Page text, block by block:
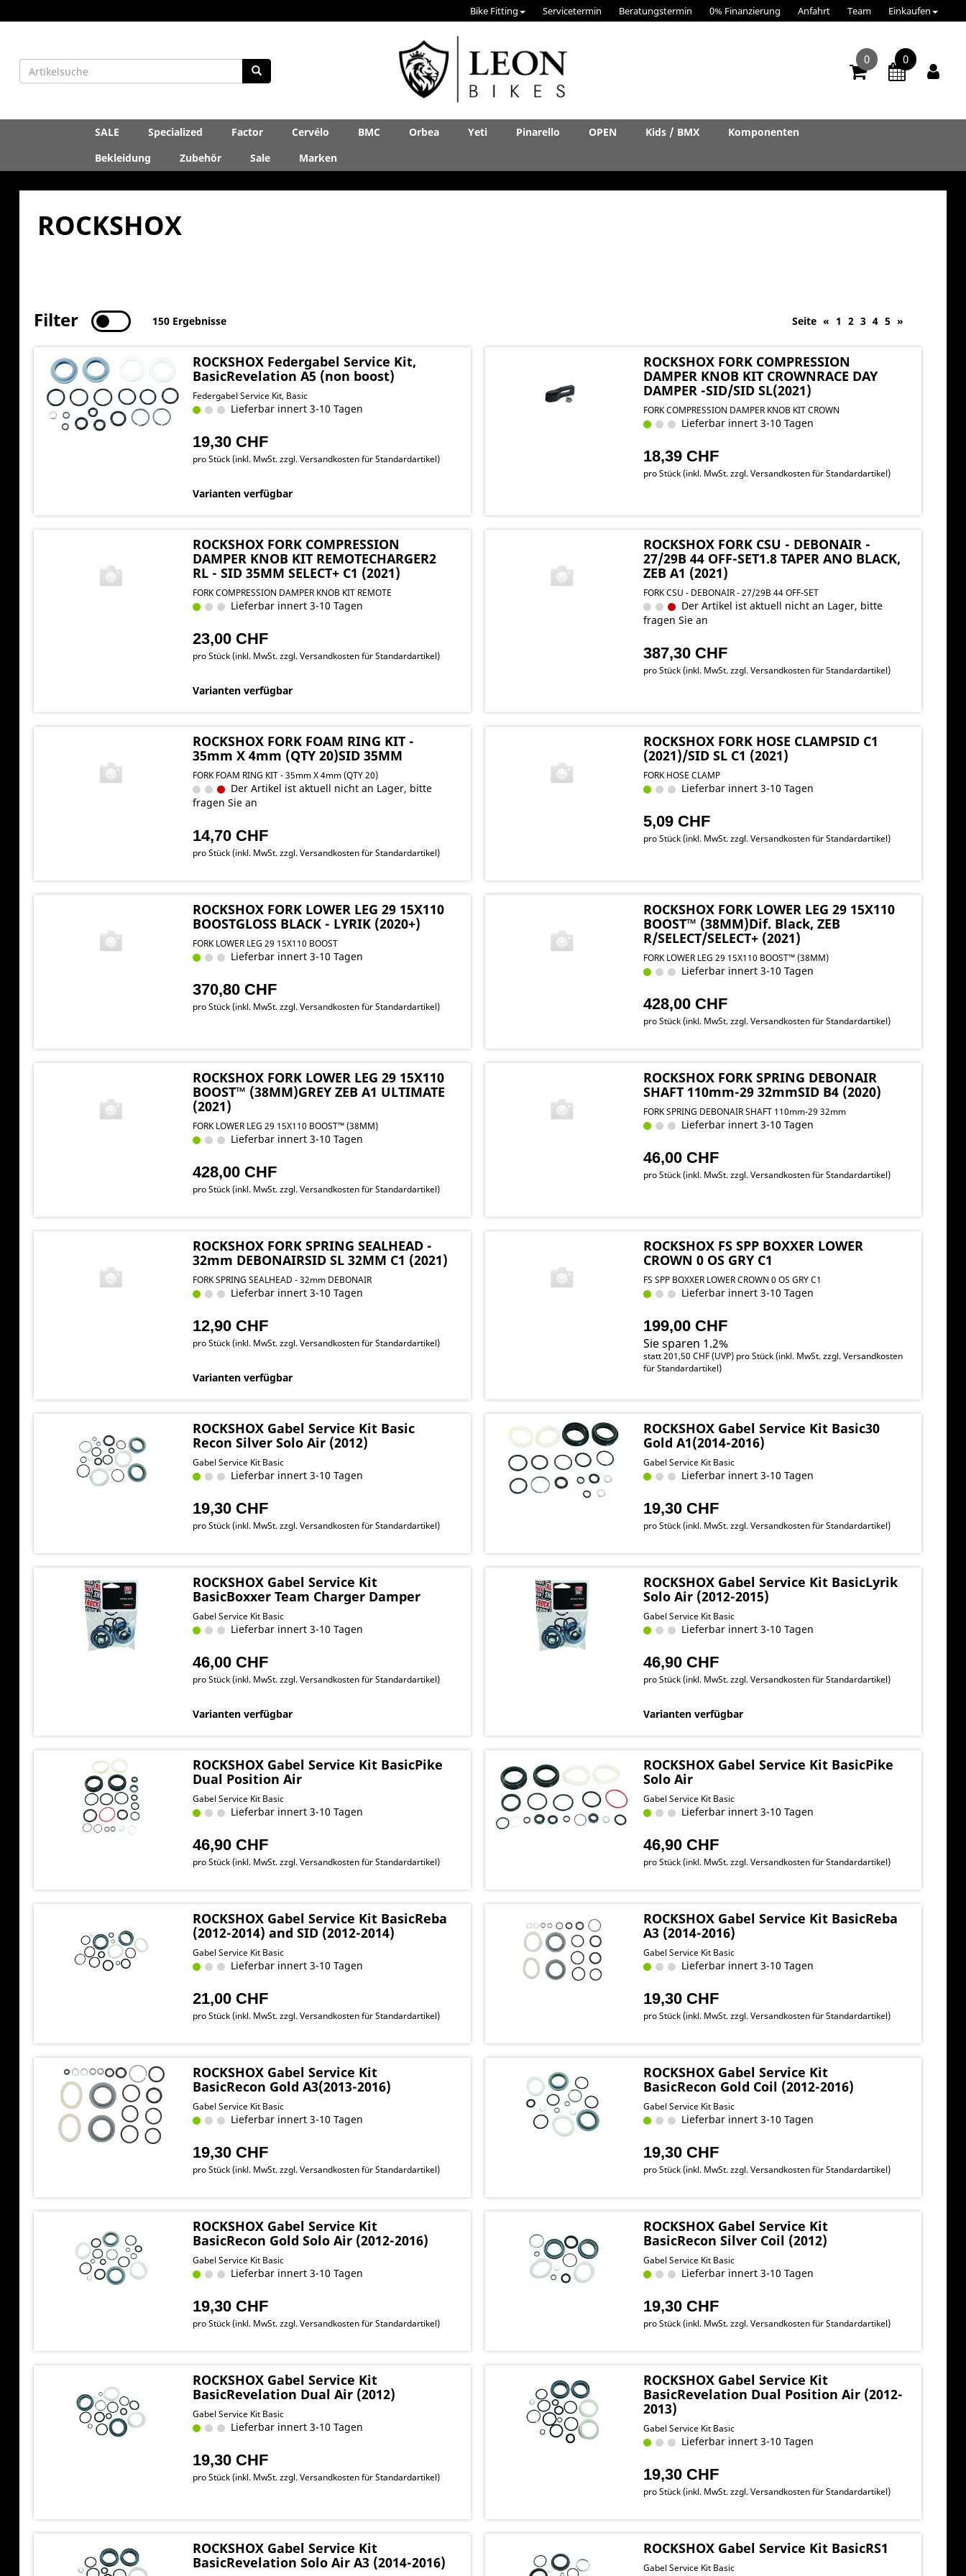
Bike Fitting Servicetermin Beratungstermin 0% Finanzierung Anfahrt Team Einkaufen
0 0
SALE Specialized Factor Cervélo BMC Orbea Yeti Pinarello OPEN Kids / BMX
Komponenten
Bekleidung
Zubehör Sale Marken
ROCKSHOX
Filter Seite « 1 2 3 4 5 »
150 Ergebnisse
ROCKSHOX Federgabel Service Kit,
BasicRevelation A5 (non boost)
Federgabel Service Kit, Basic
Lieferbar innert 3-10 Tagen
19,30 CHF
pro Stück (inkl. MwSt. zzgl.Versandkosten für Standardartikel)
Varianten verfügbar
ROCKSHOX FORK COMPRESSION
DAMPER KNOB KIT CROWNRACE DAY
DAMPER -SID/SID SL(2021)
FORK COMPRESSION DAMPER KNOB KIT CROWN
Lieferbar innert 3-10 Tagen
18,39 CHF
pro Stück (inkl. MwSt. zzgl.Versandkosten für Standardartikel)
ROCKSHOX FORK COMPRESSION
DAMPER KNOB KIT REMOTECHARGER2
RL - SID 35MM SELECT+ C1 (2021)
FORK COMPRESSION DAMPER KNOB KIT REMOTE
Lieferbar innert 3-10 Tagen
23,00 CHF
pro Stück (inkl. MwSt. zzgl.Versandkosten für Standardartikel)
Varianten verfügbar
ROCKSHOX FORK CSU - DEBONAIR -
27/29B 44 OFF-SET1.8 TAPER ANO BLACK,
ZEB A1 (2021)
FORK CSU - DEBONAIR - 27/29B 44 OFF-SET
Der Artikel ist aktuell nicht an Lager, bitte
fragen Sie an
387,30 CHF
pro Stück (inkl. MwSt. zzgl.Versandkosten für Standardartikel)
ROCKSHOX FORK FOAM RING KIT -
35mm X 4mm (QTY 20)SID 35MM
FORK FOAM RING KIT - 35mm X 4mm (QTY 20)
Der Artikel ist aktuell nicht an Lager, bitte
fragen Sie an
14,70 CHF
pro Stück (inkl. MwSt. zzgl.Versandkosten für Standardartikel)
ROCKSHOX FORK HOSE CLAMPSID C1
(2021)/SID SL C1 (2021)
FORK HOSE CLAMP
Lieferbar innert 3-10 Tagen
5,09 CHF
pro Stück (inkl. MwSt. zzgl.Versandkosten für Standardartikel)
ROCKSHOX FORK LOWER LEG 29 15X110
BOOSTGLOSS BLACK - LYRIK (2020+)
FORK LOWER LEG 29 15X110 BOOST
Lieferbar innert 3-10 Tagen
370,80 CHF
pro Stück (inkl. MwSt. zzgl.Versandkosten für Standardartikel)
ROCKSHOX FORK LOWER LEG 29 15X110
BOOST™ (38MM)Dif. Black, ZEB
R/SELECT/SELECT+ (2021)
FORK LOWER LEG 29 15X110 BOOST™ (38MM)
Lieferbar innert 3-10 Tagen
428,00 CHF
pro Stück (inkl. MwSt. zzgl.Versandkosten für Standardartikel)
ROCKSHOX FORK LOWER LEG 29 15X110
BOOST™ (38MM)GREY ZEB A1 ULTIMATE
(2021)
FORK LOWER LEG 29 15X110 BOOST™ (38MM)
Lieferbar innert 3-10 Tagen
428,00 CHF
pro Stück (inkl. MwSt. zzgl.Versandkosten für Standardartikel)
ROCKSHOX FORK SPRING DEBONAIR
SHAFT 110mm-29 32mmSID B4 (2020)
FORK SPRING DEBONAIR SHAFT 110mm-29 32mm
Lieferbar innert 3-10 Tagen
46,00 CHF
pro Stück (inkl. MwSt. zzgl.Versandkosten für Standardartikel)
ROCKSHOX FORK SPRING SEALHEAD -
32mm DEBONAIRSID SL 32MM C1 (2021)
FORK SPRING SEALHEAD - 32mm DEBONAIR
Lieferbar innert 3-10 Tagen
12,90 CHF
pro Stück (inkl. MwSt. zzgl.Versandkosten für Standardartikel)
Varianten verfügbar
ROCKSHOX FS SPP BOXXER LOWER
CROWN 0 OS GRY C1
FS SPP BOXXER LOWER CROWN 0 OS GRY C1
Lieferbar innert 3-10 Tagen
199,00 CHF
Sie sparen 1.2%
statt201,50 CHF(UVP) pro Stück (inkl. MwSt. zzgl.Versandkosten
für Standardartikel)
ROCKSHOX Gabel Service Kit Basic
Recon Silver Solo Air (2012)
Gabel Service Kit Basic
Lieferbar innert 3-10 Tagen
19,30 CHF
pro Stück (inkl. MwSt. zzgl.Versandkosten für Standardartikel)
ROCKSHOX Gabel Service Kit Basic30
Gold A1(2014-2016)
Gabel Service Kit Basic
Lieferbar innert 3-10 Tagen
19,30 CHF
pro Stück (inkl. MwSt. zzgl.Versandkosten für Standardartikel)
ROCKSHOX Gabel Service Kit
BasicBoxxer Team Charger Damper
Gabel Service Kit Basic
Lieferbar innert 3-10 Tagen
46,00 CHF
pro Stück (inkl. MwSt. zzgl.Versandkosten für Standardartikel)
Varianten verfügbar
ROCKSHOX Gabel Service Kit BasicLyrik
Solo Air (2012-2015)
Gabel Service Kit Basic
Lieferbar innert 3-10 Tagen
46,90 CHF
pro Stück (inkl. MwSt. zzgl.Versandkosten für Standardartikel)
Varianten verfügbar
ROCKSHOX Gabel Service Kit BasicPike
Dual Position Air
Gabel Service Kit Basic
Lieferbar innert 3-10 Tagen
46,90 CHF
pro Stück (inkl. MwSt. zzgl.Versandkosten für Standardartikel)
ROCKSHOX Gabel Service Kit BasicPike
Solo Air
Gabel Service Kit Basic
Lieferbar innert 3-10 Tagen
46,90 CHF
pro Stück (inkl. MwSt. zzgl.Versandkosten für Standardartikel)
ROCKSHOX Gabel Service Kit BasicReba
(2012-2014) and SID (2012-2014)
Gabel Service Kit Basic
Lieferbar innert 3-10 Tagen
21,00 CHF
pro Stück (inkl. MwSt. zzgl.Versandkosten für Standardartikel)
ROCKSHOX Gabel Service Kit BasicReba
A3 (2014-2016)
Gabel Service Kit Basic
Lieferbar innert 3-10 Tagen
19,30 CHF
pro Stück (inkl. MwSt. zzgl.Versandkosten für Standardartikel)
ROCKSHOX Gabel Service Kit
BasicRecon Gold A3(2013-2016)
Gabel Service Kit Basic
Lieferbar innert 3-10 Tagen
19,30 CHF
pro Stück (inkl. MwSt. zzgl.Versandkosten für Standardartikel)
ROCKSHOX Gabel Service Kit
BasicRecon Gold Coil (2012-2016)
Gabel Service Kit Basic
Lieferbar innert 3-10 Tagen
19,30 CHF
pro Stück (inkl. MwSt. zzgl.Versandkosten für Standardartikel)
ROCKSHOX Gabel Service Kit
BasicRecon Gold Solo Air (2012-2016)
Gabel Service Kit Basic
Lieferbar innert 3-10 Tagen
19,30 CHF
pro Stück (inkl. MwSt. zzgl.Versandkosten für Standardartikel)
ROCKSHOX Gabel Service Kit
BasicRecon Silver Coil (2012)
Gabel Service Kit Basic
Lieferbar innert 3-10 Tagen
19,30 CHF
pro Stück (inkl. MwSt. zzgl.Versandkosten für Standardartikel)
ROCKSHOX Gabel Service Kit
BasicRevelation Dual Air (2012)
Gabel Service Kit Basic
Lieferbar innert 3-10 Tagen
19,30 CHF
pro Stück (inkl. MwSt. zzgl.Versandkosten für Standardartikel)
ROCKSHOX Gabel Service Kit
BasicRevelation Dual Position Air (2012-
2013)
Gabel Service Kit Basic
Lieferbar innert 3-10 Tagen
19,30 CHF
pro Stück (inkl. MwSt. zzgl.Versandkosten für Standardartikel)
ROCKSHOX Gabel Service Kit
BasicRevelation Solo Air A3 (2014-2016)
ROCKSHOX Gabel Service Kit BasicRS1
Gabel Service Kit Basic